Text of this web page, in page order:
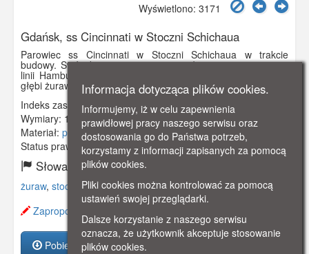
Wyświetlono: 3171
Gdańsk, ss Cincinnati w Stoczni Schichaua
Parowiec ss Cincinnati w Stoczni Schichaua w trakcie
budowy. Swój dziewiczy rejs rozpoczął 27 maja 1909 r. na
linii Hamburg - Southampton - Cherbourg - Nowy Jork. W
głębi żuraw pływający "Długi Henryk". Obieg 1909 r.
Indeks zasobu:GSP00881
Wymiary: 138 x 86 mm
Materiał: pocztówka
Status prawny:Użycie Niekomercyjne
Słowa kluczowe:
żuraw, stocznia,parowiec,
Zaproponuj zmianę opisu.
Pobierz zasób
Informacja dotycząca plików cookies.
Informujemy, iż w celu zapewnienia
prawidłowej pracy naszego serwisu oraz
dostosowania go do Państwa potrzeb,
korzystamy z informacji zapisanych za pomocą
plików cookies.
Pliki cookies można kontrolować za pomocą
ustawień swojej przeglądarki.
Dalsze korzystanie z naszego serwisu
oznacza, że użytkownik akceptuje stosowanie
plików cookies.